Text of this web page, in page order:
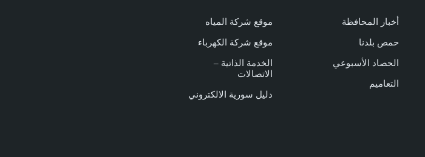
أخبار المحافظة
حمص بلدنا
الحصاد الأسبوعي
التعاميم
موقع شركة المياه
موقع شركة الكهرباء
الخدمة الذاتية –
الاتصالات
دليل سورية الالكتروني